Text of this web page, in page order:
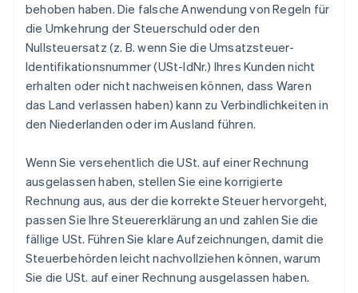
behoben haben. Die falsche Anwendung von Regeln für
die Umkehrung der Steuerschuld oder den
Nullsteuersatz (z. B. wenn Sie die Umsatzsteuer-
Identifikationsnummer (USt-IdNr.) Ihres Kunden nicht
erhalten oder nicht nachweisen können, dass Waren
das Land verlassen haben) kann zu Verbindlichkeiten in
den Niederlanden oder im Ausland führen.
Wenn Sie versehentlich die USt. auf einer Rechnung
ausgelassen haben, stellen Sie eine korrigierte
Rechnung aus, aus der die korrekte Steuer hervorgeht,
passen Sie Ihre Steuererklärung an und zahlen Sie die
fällige USt. Führen Sie klare Aufzeichnungen, damit die
Steuerbehörden leicht nachvollziehen können, warum
Sie die USt. auf einer Rechnung ausgelassen haben.